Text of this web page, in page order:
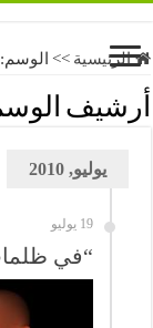
الرئيسية >> الوسم:
أرشيف
يوليو, 2010
19 يوليو
“في